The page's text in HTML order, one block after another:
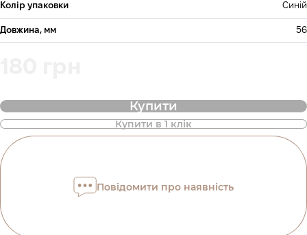
Колір упаковки Синій
Довжина, мм 56
Купити
Купити в 1 клік
Повідомити про наявність